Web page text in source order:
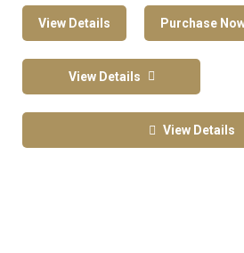
View Details Purchase
View Details
View Details